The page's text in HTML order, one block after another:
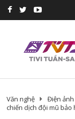
Văn nghệ Điện ảnh
chiến dịch đội mũ bảo